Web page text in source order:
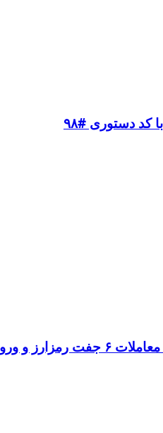
کد دستوری #۹۸
دارایی جدید